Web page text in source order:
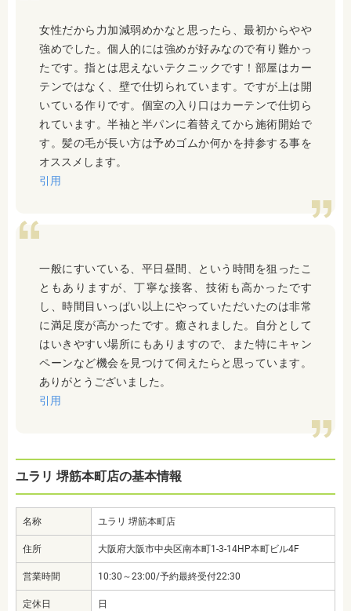
女性だから力加減弱めかなと思ったら、最初からやや
強めでした。個人的には強めが好みなので有り難かっ
たです。指とは思えないテクニックです！部屋はカー
テンではなく、壁で仕切られています。ですが上は開
いている作りです。個室の入り口はカーテンで仕切ら
れています。半袖と半パンに着替えてから施術開始で
す。髪の毛が長い方は予めゴムか何かを持参する事を
オススメします。
引用
一般にすいている、平日昼間、という時間を狙ったこ
ともありますが、丁寧な接客、技術も高かったです
し、時間目いっぱい以上にやっていただいたのは非常
に満足度が高かったです。癒されました。自分として
はいきやすい場所にもありますので、また特にキャン
ペーンなど機会を見つけて伺えたらと思っています。
ありがとうございました。
引用
ユラリ 堺筋本町店の基本情報
名称 ユラリ 堺筋本町店
住所 大阪府大阪市中央区南本町1-3-14HP本町ビル4F
営業時間 10:30～23:00/予約最終受付22:30
定休日 日